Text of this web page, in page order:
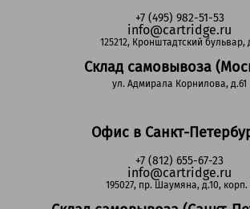
+7 (495) 982-51-53
info@cartridge.ru
125212, Кронштадтский бульвар,
Склад самовывоза
ул. Адмирала Корнилова, д.61
Офис в Санкт-
+7 (812) 655-67-23
info@cartridge.ru
195027, пр. Шаумяна, д.10, корп.